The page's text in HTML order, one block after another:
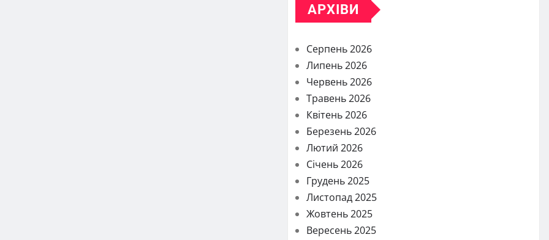
АРХІВИ
Серпень 2026
Липень 2026
Червень 2026
Травень 2026
Квітень 2026
Березень 2026
Лютий 2026
Січень 2026
Грудень 2025
Листопад 2025
Жовтень 2025
Вересень 2025